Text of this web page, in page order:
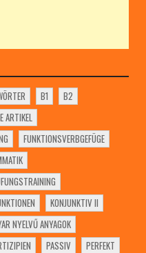
B1
B2
ARTIKEL
FUNKTIONSVERBGEFÜGE
KONJUNKTIV II
NYELVŰ ANYAGOK
PASSIV
PERFEKT